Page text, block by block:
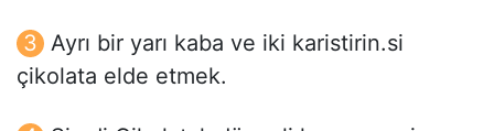
Ayrı bir yarı kaba ve iki karistirin.si
çikolata elde etmek.